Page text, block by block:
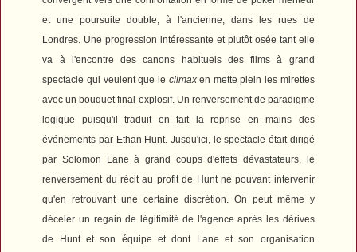
et une poursuite double, à l'ancienne, dans les rues de
Londres. Une progression intéressante et plutôt osée tant elle
va à l'encontre des canons habituels des films à grand
spectacle qui veulent que le climaxen mette plein les mirettes
avec un bouquet final explosif. Un renversement de paradigme
logique puisqu'il traduit en fait la reprise en mains des
événements par Ethan Hunt. Jusqu'ici, le spectacle était dirigé
par Solomon Lane à grand coups d'effets dévastateurs, le
renversement du récit au profit de Hunt ne pouvant intervenir
qu'en retrouvant une certaine discrétion. On peut même y
déceler un regain de légitimité de l'agence après les dérives
de Hunt et son équipe et dont Lane et son organisation